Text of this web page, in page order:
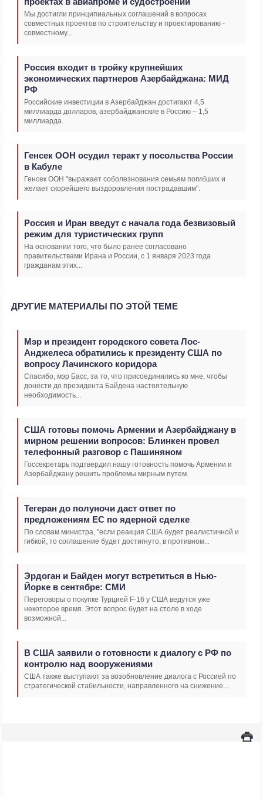
Мы достигли принципиальных соглашений в вопросах
совместных проектов по строительству и проектированию -
совместному...
Россия входит в тройку крупнейших
экономических партнеров Азербайджана: МИД
РФ
Российские инвестиции в Азербайджан достигают 4,5
миллиарда долларов, азербайджанские в Россию – 1,5
миллиарда.
Генсек ООН осудил теракт у посольства России
в Кабуле
Генсек ООН "выражает соболезнования семьям погибших и
желает скорейшего выздоровления пострадавшим".
Россия и Иран введут с начала года безвизовый
режим для туристических групп
На основании того, что было ранее согласовано
правительствами Ирана и России, с 1 января 2023 года
гражданам этих...
ДРУГИЕ МАТЕРИАЛЫ ПО ЭТОЙ ТЕМЕ
Мэр и президент городского совета Лос-
Анджелеса обратились к президенту США по
вопросу Лачинского коридора
Спасибо, мэр Басс, за то, что присоединились ко мне, чтобы
донести до президента Байдена настоятельную
необходимость...
США готовы помочь Армении и Азербайджану в
мирном решении вопросов: Блинкен провел
телефонный разговор с Пашиняном
Госсекретарь подтвердил нашу готовность помочь Армении и
Азербайджану решить проблемы мирным путем.
Тегеран до полуночи даст ответ по
предложениям ЕС по ядерной сделке
По словам министра, "если реакция США будет реалистичной и
гибкой, то соглашение будет достигнуто, в противном...
Эрдоган и Байден могут встретиться в Нью-
Йорке в сентябре: СМИ
Переговоры о покупке Турцией F-16 у США ведутся уже
некоторое время. Этот вопрос будет на столе в ходе
возможной...
В США заявили о готовности к диалогу с РФ по
контролю над вооружениями
США также выступают за возобновление диалога с Россией по
стратегической стабильности, направленного на снижение...